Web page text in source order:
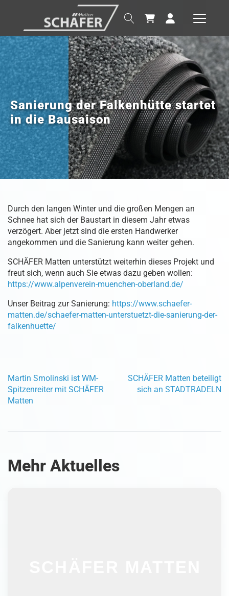
Sanierung der Falkenhütte startet
in die Bausaison
Durch den langen Winter und die großen Mengen an
Schnee hat sich der Baustart in diesem Jahr etwas
verzögert. Aber jetzt sind die ersten Handwerker
angekommen und die Sanierung kann weiter gehen.
SCHÄFER Matten unterstützt weiterhin dieses Projekt und
freut sich, wenn auch Sie etwas dazu geben wollen:
https://www.alpenverein-muenchen-oberland.de/
Unser Beitrag zur Sanierung: https://www.schaefer-
matten.de/schaefer-matten-unterstuetzt-die-sanierung-der-
falkenhuette/
Martin Smolinski ist WM-
Spitzenreiter mit SCHÄFER
Matten
SCHÄFER Matten beteiligt
sich an STADTRADELN
Mehr Aktuelles